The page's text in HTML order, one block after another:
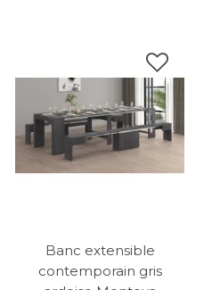
Banc extensible
contemporain gris